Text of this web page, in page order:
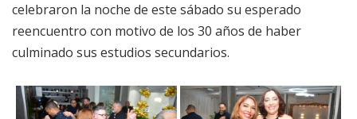
celebraron la noche de este sábado su esperado
reencuentro con motivo de los 30 años de haber
culminado sus estudios secundarios.